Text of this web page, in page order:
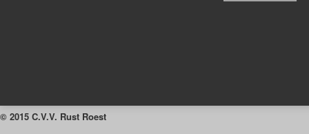
© 2015 C.V.V. Rust Roest